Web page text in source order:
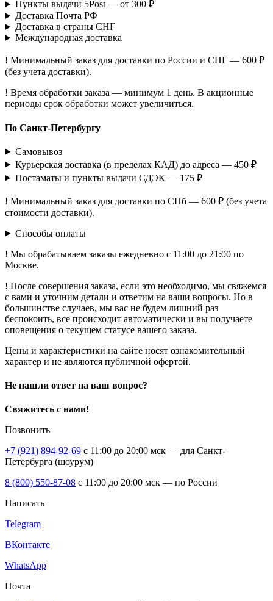
Пункты выдачи 5Post — от 300 ₽
Доставка Почта РФ
Доставка в страны СНГ
Международная доставка
! Минимальный заказ для доставки по России и СНГ — 600 ₽
(без учета доставки).
! Время обработки заказа — минимум 1 день. В акционные
периоды срок обработки может увеличиться.
По Санкт-Петербургу
Самовывоз
Курьерская доставка (в пределах КАД) до адреса — 450 ₽
Постаматы и пункты выдачи СДЭК — 175 ₽
! Минимальный заказ для доставки по СПб — 600 ₽ (без учета
стоимости доставки).
Способы оплаты
! Мы обрабатываем заказы ежедневно с 11:00 до 21:00 по
Москве.
! После совершения заказа, если это необходимо, мы свяжемся
с вами и уточним детали и ответим на ваши вопросы. Но в
большинстве случаев, мы вас не будем лишний раз
беспокоить, все происходит автоматически и вы получаете
оповещения о текущем статусе вашего заказа.
Цены и характеристики на сайте носят ознакомительный
характер и не являются публичной офертой.
Не нашли ответ на ваш вопрос?
Свяжитесь с нами!
Позвонить
+7 (921) 894-92-69 c 11:00 до 20:00 мск — для Санкт-
Петербурга (шоурум)
8 (800) 550-87-08 c 11:00 до 20:00 мск — по России
Написать
Telegram
ВКонтакте
WhatsApp
Почта